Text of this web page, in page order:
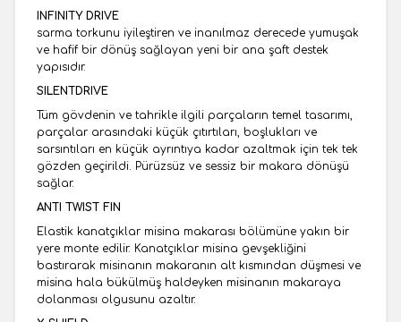
INFINITY DRIVE
sarma torkunu iyileştiren ve inanılmaz derecede yumuşak
ve hafif bir dönüş sağlayan yeni bir ana şaft destek
yapısıdır.
SILENTDRIVE
Tüm gövdenin ve tahrikle ilgili parçaların temel tasarımı,
parçalar arasındaki küçük çıtırtıları, boşlukları ve
sarsıntıları en küçük ayrıntıya kadar azaltmak için tek tek
gözden geçirildi. Pürüzsüz ve sessiz bir makara dönüşü
sağlar.
ANTI TWIST FIN
Elastik kanatçıklar misina makarası bölümüne yakın bir
yere monte edilir. Kanatçıklar misina gevşekliğini
bastırarak misinanın makaranın alt kısmından düşmesi ve
misina hala bükülmüş haldeyken misinanın makaraya
dolanması olgusunu azaltır.